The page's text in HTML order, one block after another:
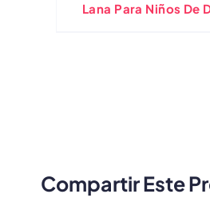
Lana Para Niños De
Compartir Este